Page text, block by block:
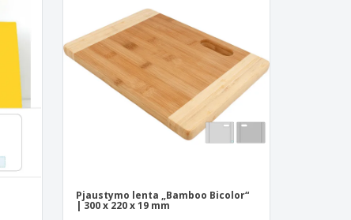
Pjaustymo lenta „Bamboo Bicolor“
| 300 x 220 x 19 mm